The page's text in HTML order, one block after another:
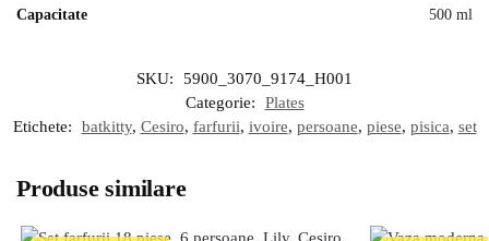
Capacitate 500 ml
SKU:
5900_3070_9174_H001
Categorie:
Plates
Etichete:
batkitty, Cesiro, farfurii, ivoire, persoane, piese, pisica, set
Produse similare